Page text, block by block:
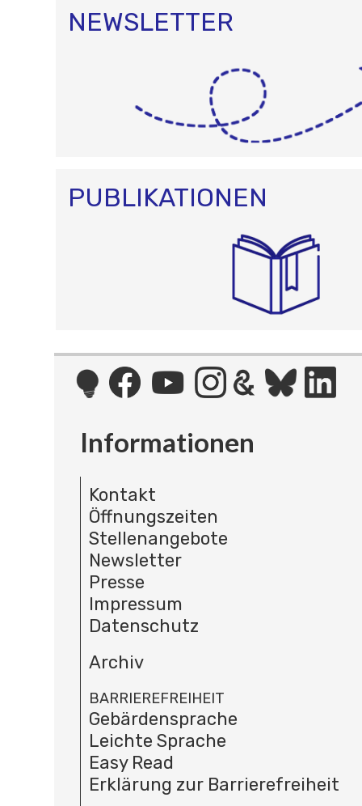
NEWSLETTER
PUBLIKATIONEN
Informationen
Kontakt
Öffnungszeiten
Stellenangebote
Newsletter
Presse
Impressum
Datenschutz
Archiv
BARRIEREFREIHEIT
Gebärdensprache
Leichte Sprache
Easy Read
Erklärung zur Barrierefreiheit